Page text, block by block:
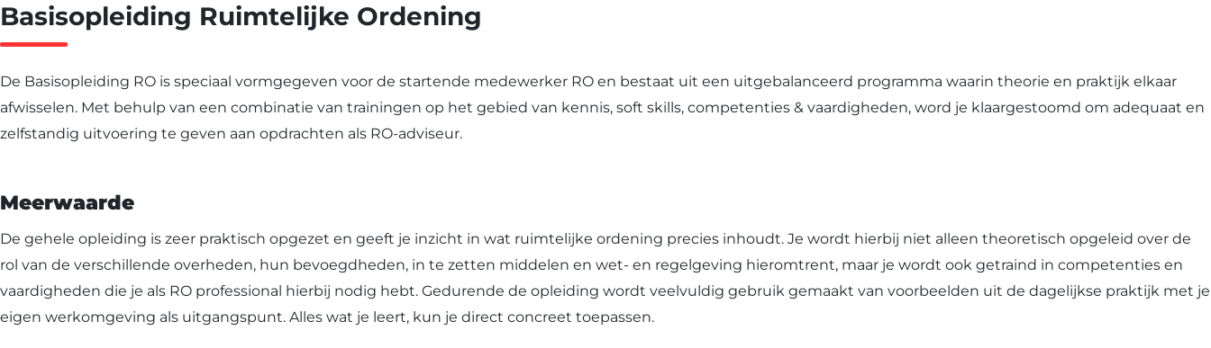
Basisopleiding Ruimtelijke Ordening
De Basisopleiding RO is speciaal vormgegeven voor de startende medewerker RO en bestaat uit een uitgebalanceerd programma waarin theorie en praktijk elkaar
afwisselen. Met behulp van een combinatie van trainingen op het gebied van kennis, soft skills, competenties & vaardigheden, word je klaargestoomd om adequaat en
zelfstandig uitvoering te geven aan opdrachten als RO-adviseur.
Meerwaarde
De gehele opleiding is zeer praktisch opgezet en geeft je inzicht in wat ruimtelijke ordening precies inhoudt. Je wordt hierbij niet alleen theoretisch opgeleid over de
rol van de verschillende overheden, hun bevoegdheden, in te zetten middelen en wet- en regelgeving hieromtrent, maar je wordt ook getraind in competenties en
vaardigheden die je als RO professional hierbij nodig hebt. Gedurende de opleiding wordt veelvuldig gebruik gemaakt van voorbeelden uit de dagelijkse praktijk met je
eigen werkomgeving als uitgangspunt. Alles wat je leert, kun je direct concreet toepassen.